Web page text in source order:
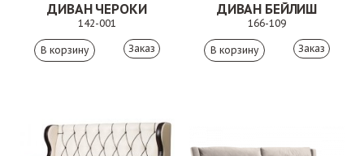
ДИВАН ЧЕРОКИ
142-001
Заказ
ДИВАН БЕЙЛИШ
166-109
Заказ